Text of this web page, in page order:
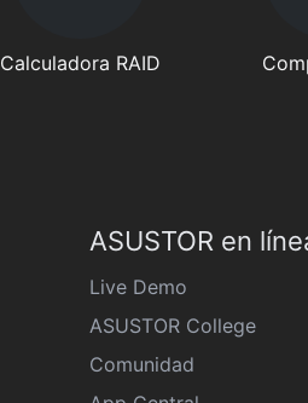
Calculadora RAID
ASUSTOR en
Live Demo
ASUSTOR College
Comunidad